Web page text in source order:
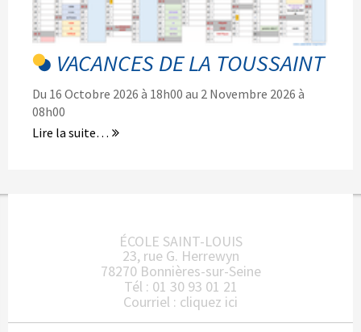
VACANCES DE LA TOUSSAINT
Du 16 Octobre 2026 à 18h00 au 2 Novembre 2026 à
08h00
Lire la suite…
ÉCOLE SAINT-LOUIS
23, rue G. Herrewyn
78270 Bonnières-sur-Seine
Tél : 01 30 93 01 21
Courriel : cliquez ici